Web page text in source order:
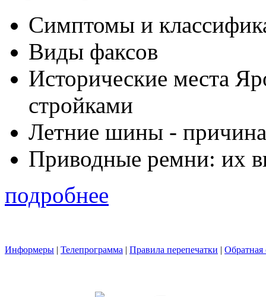
Симптомы и
Виды факсов
Исторические места
стройками
Летние шины -
Приводные ремни: их
подробнее
Информеры | Телепрограмма | Правила перепечатки | Обратная